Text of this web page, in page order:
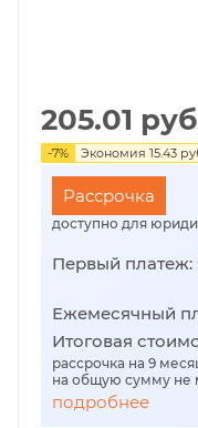
205.01
-7% Экономия 15.43
Рассрочка
доступно для
Первый платеж:
Ежемесячный
Итоговая
рассрочка на 9
на общую сумму не
подробнее